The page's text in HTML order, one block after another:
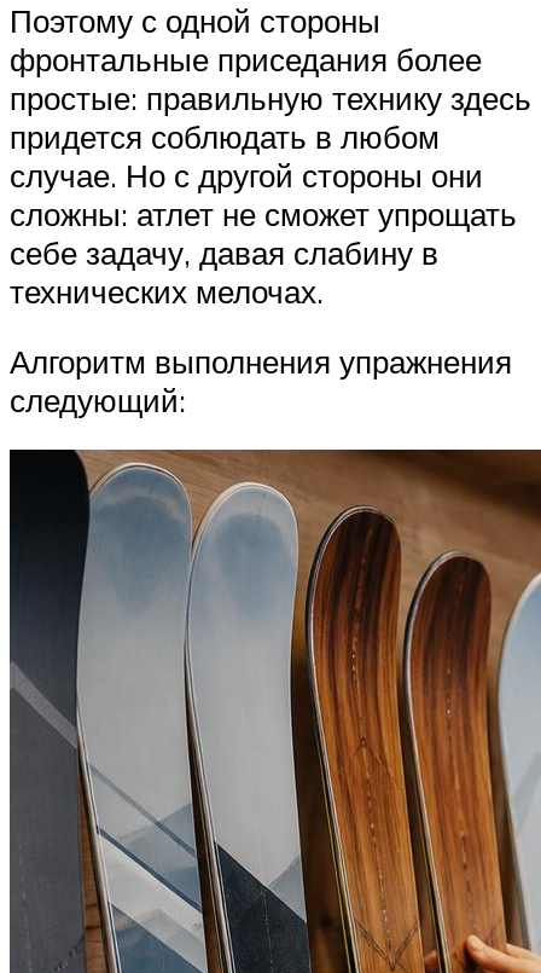
Поэтому с одной стороны
фронтальные приседания более
простые: правильную технику здесь
придется соблюдать в любом
случае. Но с другой стороны они
сложны: атлет не сможет упрощать
себе задачу, давая слабину в
технических мелочах.
Алгоритм выполнения упражнения
следующий: